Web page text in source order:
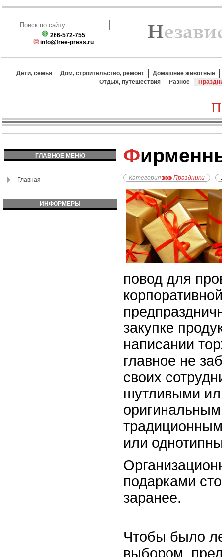
266-572-755
info@free-press.ru
Дети, семья Дом, строительство, ремонт
Домашние животные
Отдых, путешествия
Разное
ГЛАВНОЕ МЕНЮ
Главная
ИНФОРМЕРЫ
Категория Праздники
повод для
закупке
написании
главное не
своих
шутливыми
или
подарками
заранее.
Чтобы было
выбором,